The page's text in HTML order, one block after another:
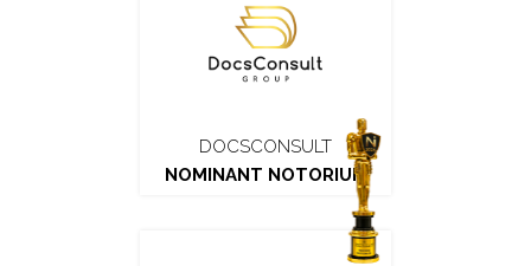
DOCSCONSULT
NOMINANT NOTORIUM